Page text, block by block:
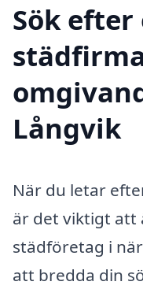
Sök
Långvik
När du letar
är det viktigt att
städföretag i
att bredda din